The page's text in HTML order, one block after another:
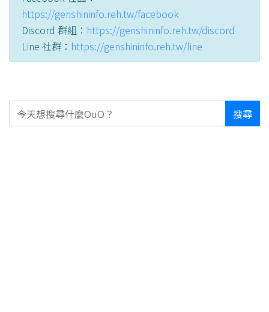
https://genshininfo.reh.tw/facebook
Discord 群組： https://genshininfo.reh.tw/discord
Line 社群： https://genshininfo.reh.tw/line
搜尋